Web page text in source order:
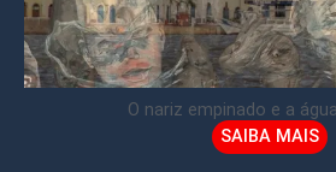
O nariz empinado e a
SAIBA MAIS